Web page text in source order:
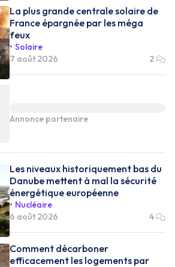
La plus grande centrale solaire de
France épargnée par les méga
feux
Solaire
7 août 2026
2
Annonce partenaire
Les niveaux historiquement bas du
Danube mettent à mal la sécurité
énergétique européenne
Nucléaire
6 août 2026
4
Comment décarboner
efficacement les logements par